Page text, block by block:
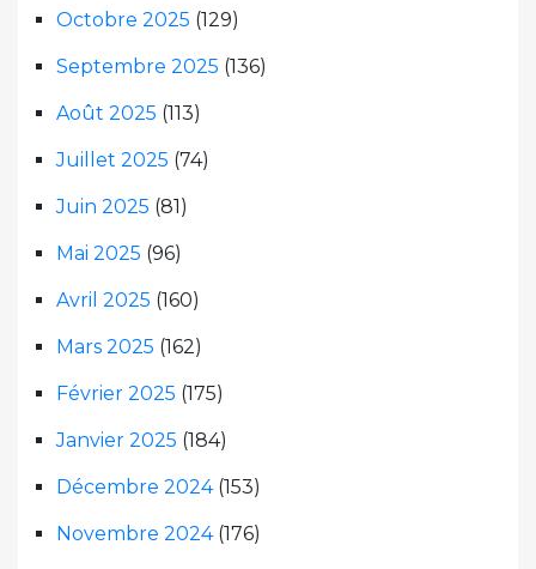
Octobre 2025 (129)
Septembre 2025 (136)
Août 2025 (113)
Juillet 2025 (74)
Juin 2025 (81)
Mai 2025 (96)
Avril 2025 (160)
Mars 2025 (162)
Février 2025 (175)
Janvier 2025 (184)
Décembre 2024(153)
Novembre 2024(176)